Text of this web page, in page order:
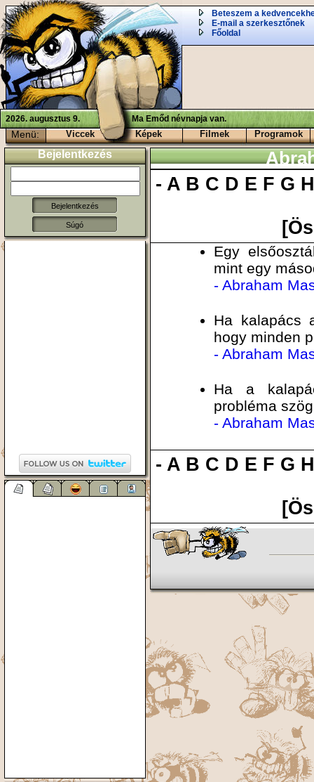
Beteszem a
E-mail a szerkesztőnek
Főoldal
2026. augusztus 9. Ma Emőd névnapja van.
Menü: Viccek Képek Filmek Programok
Bejelentkezés
Súgó
-A B C D E F G
Egy
mint egy
- Abraham
Ha kalapács
hogy minden
- Abraham
Ha a
probléma
- Abraham
-A B C D E F G